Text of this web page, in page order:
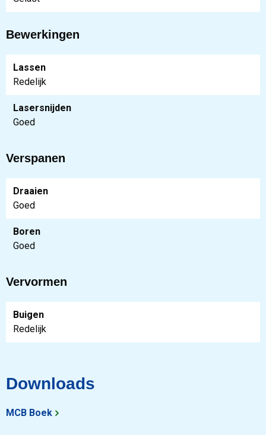
Bewerkingen
Lassen
Redelijk
Lasersnijden
Goed
Verspanen
Draaien
Goed
Boren
Goed
Vervormen
Buigen
Redelijk
Downloads
MCB Boek